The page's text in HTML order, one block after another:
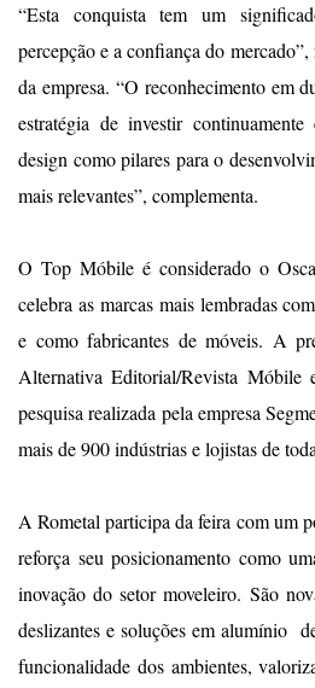
“Esta conquista tem um
percepção e a confiança do
da empresa. “O reconhecimento em
estratégia de investir
design como pilares para o
mais relevantes”, complementa.
O Top Móbile é considerado o
celebra as marcas mais lembradas
e como fabricantes de móveis. A
Alternativa Editorial/Revista Móbile
pesquisa realizada pela empresa
mais de 900 indústrias e lojistas de
A Rometal participa da feira com um
reforça seu posicionamento como
inovação do setor moveleiro. São
deslizantes e soluções em alumínio
funcionalidade dos ambientes,